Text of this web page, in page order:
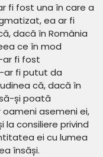
fi fost una în care a
ea ar fi
dacă în România
ce în mod
ar fi fost
ar fi putut da
că, dacă în
și poată
asemeni ei,
consiliere privind
ei cu lumea
însăși.